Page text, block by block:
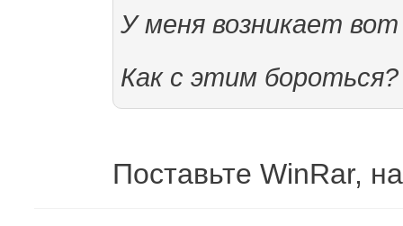
У меня возникает
Как с этим бороться?
Поставьте WinRar,